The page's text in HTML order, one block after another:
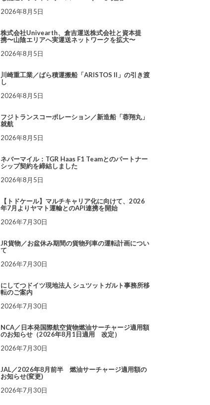
2026年8月5日
株式会社Univearth、倉吉運送株式会社と資本提
携〜山陰エリアへ実運送ネットワークを拡大〜
2026年8月5日
川崎重工業／ばら積運搬船「ARISTOS II」の引き渡
し
2026年8月5日
フジトランスコーポレーション／新造船「蓉翔丸」
就航
2026年8月5日
ネバーマイル：TGR Haas F1 Teamとのパートナー
シップ契約を締結しました
2026年8月5日
【トドケール】マルチキャリア化に向けて、2026
年7月よりヤマト運輸とのAPI連携を開始
2026年7月30日
JR貨物／お盆休み期間の貨物列車の運転計画につい
て
2026年7月30日
にしてつドイツ現地法人 シュツットガルト事務所移
転のご案内
2026年7月30日
NCA／日本発国際航空貨物燃油サーチャージ適用額
のお知らせ（2026年8月1日適用 改定）
2026年7月30日
JAL／2026年8月前半 燃油サーチャージ適用額の
お知らせ(変更)
2026年7月30日